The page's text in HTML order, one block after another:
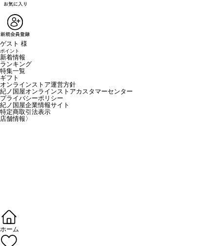
ゲスト 様
ポイント
新着情報
ランキング
特集一覧
ギフト
オンラインストア運営方針
紀ノ国屋オンラインストアカスタマーセンター
プライバシーポリシー
紀ノ国屋企業情報サイト
特定商取引法表示
店舗情報 〉
ホーム